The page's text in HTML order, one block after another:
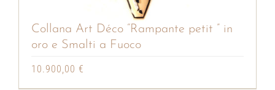
Collana Art Déco “Rampante petit ” in
oro e Smalti a Fuoco
10.900,00 €